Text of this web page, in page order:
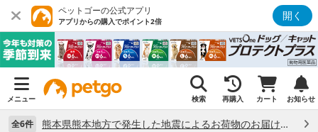
ペットゴーの公式アプリ
アプリからの購入でポイント2倍 開く
メニュー 検索 再購入 カート お知らせ
全6件 熊本県熊本地方で発生した地震によるお荷物のお届け状況について （7/28）